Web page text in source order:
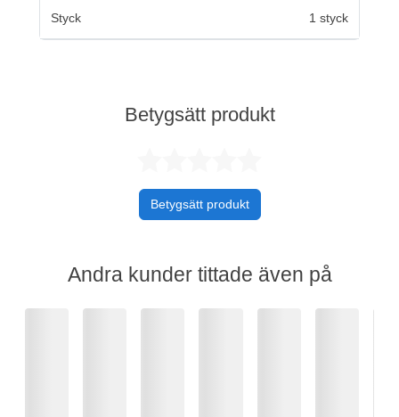
Styck 1 styck
Betygsätt produkt
Betygsätt produkt
Andra kunder tittade även på